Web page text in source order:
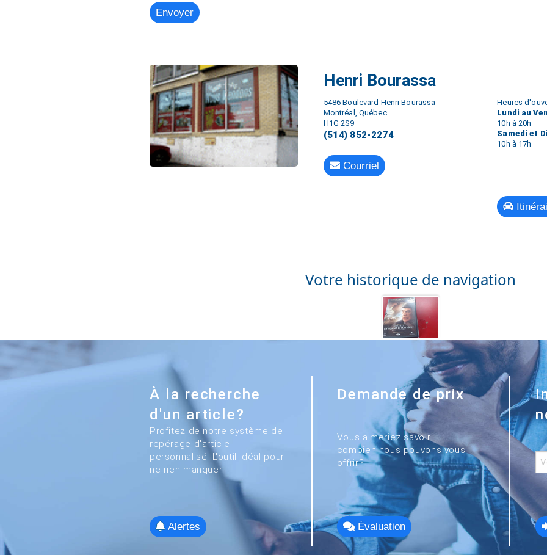
Henri Bourassa
5486 Boulevard Henri Bourassa
Montréal, Québec
H1G 2S9
(514) 852-2274
Courriel
Heures
Lundi au
10h à 20h
Samedi et
10h à 17h
Votre historique de navigation
À la recherche
d'un article?
Profitez de notre système de
repérage d'article
personnalisé. L'outil idéal pour
ne rien manquer!
Alertes
Demande de prix
Vous aimeriez savoir
combien nous pouvons vous
offrir?
Évaluation